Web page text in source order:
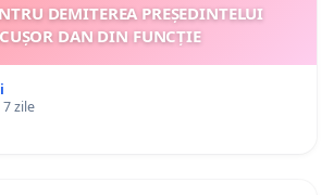
DEMITEREA PREȘEDINTELUI
DAN DIN FUNCȚIE
zile